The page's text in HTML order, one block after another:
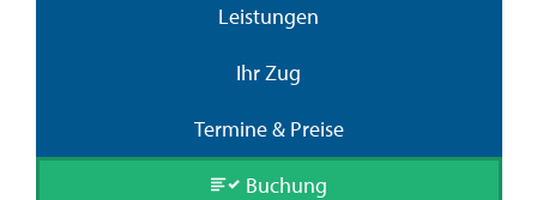
Leistungen
Ihr Zug
Termine & Preise
Buchung